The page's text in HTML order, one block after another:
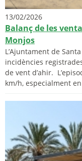
13/02/2026
Balanç de les
Monjos
L’Ajuntament de
incidències
de vent d’ahir.
km/h, especialment